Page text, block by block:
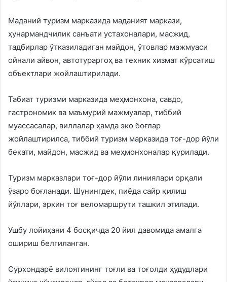
Маданий туризм марказида маданият маркази,
ҳунармандчилик санъати устахоналари, масжид,
тадбирлар ўтказиладиган майдон, ўтовлар мажмуаси
ойнали айвон, автотураргоҳ ва техник хизмат кўрсатиш
объектлари жойлаштирилади.
Табиат туризми марказида меҳмонхона, савдо,
гастрономик ва маъмурий мажмуалар, тиббий
муассасалар, виллалар ҳамда эко боғлар
жойлаштирилса, тиббий туризм марказида тоғ-дор йўли
бекати, майдон, масжид ва меҳмонхоналар қурилади.
Туризм марказлари тоғ-дор йўли линиялари орқали
ўзаро боғланади. Шунингдек, пиёда сайр қилиш
йўллари, эркин тоғ веломаршрути ташкил этилади.
Ушбу лойиҳани 4 босқичда 20 йил давомида амалга
ошириш белгиланган.
Сурхондарё вилоятининг тоғли ва тоғолди ҳудудлари